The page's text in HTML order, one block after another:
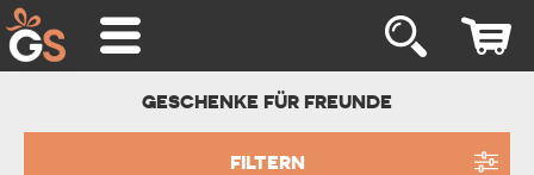
GESCHENKE FÜR FREUNDE
FILTERN